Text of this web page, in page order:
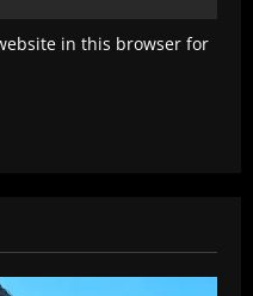
in this browser for